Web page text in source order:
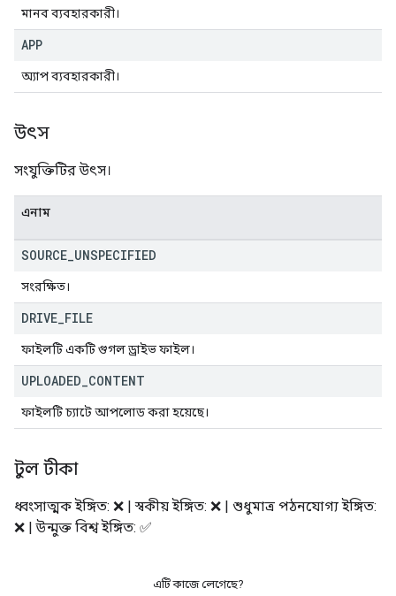
মানব ব্যবহারকারী।
APP
অ্যাপ ব্যবহারকারী।
উৎস
সংযুক্তিটির উৎস।
এনাম
SOURCE UNSPECIFIED
সংরক্ষিত।
DRIVE FILE
ফাইলটি একটি গুগল ড্রাইভ ফাইল।
UPLOADED CONTENT
ফাইলটি চ্যাটে আপলোড করা হয়েছে।
টুল টীকা
ধ্বংসাত্মক ইঙ্গিত: ❌ | স্বকীয় ইঙ্গিত: ❌ | শুধুমাত্র পঠনযোগ্য ইঙ্গিত:
❌ | উন্মুক্ত বিশ্ব ইঙ্গিত: ✅
এটি কাজে লেগেছে?